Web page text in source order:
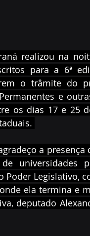
realizou na
para a 6ª
o trâmite do
e
os dias 17 e 25
a presença
universidades
Legislativo,
ela termina e
deputado